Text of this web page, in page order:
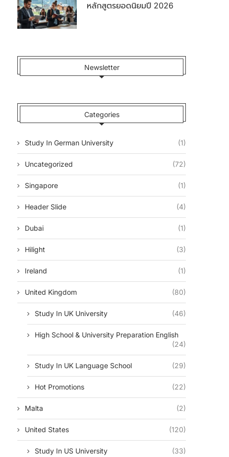
หลักสูตรยอดนิยมปี 2026
Newsletter
Categories
Study In German University (1)
Uncategorized (72)
Singapore (1)
Header Slide (4)
Dubai (1)
Hilight (3)
Ireland (1)
United Kingdom (80)
Study In UK University (46)
High School & University Preparation English
(24)
Study In UK Language School (29)
Hot Promotions (22)
Malta (2)
United States (120)
Study In US University (33)